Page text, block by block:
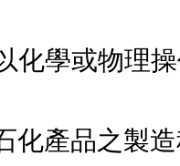
化學或物理
產品之製